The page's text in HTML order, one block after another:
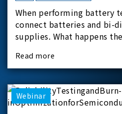
When performing battery
connect batteries and bi-
supplies. What happens
experimental equipment
applicati
Read more
Webinar